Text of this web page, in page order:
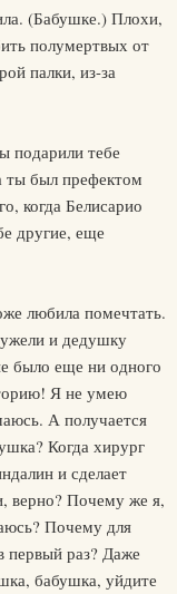
(Бабушке.) Плохи,
полумертвых от
палки, из-за
подарили тебе
ты был префектом
когда Белисарио
другие, еще
любила помечтать.
и дедушку
было еще ни одного
Я не умею
А получается
Когда хирург
и сделает
верно? Почему же я,
Почему для
первый раз? Даже
бабушка, уйдите